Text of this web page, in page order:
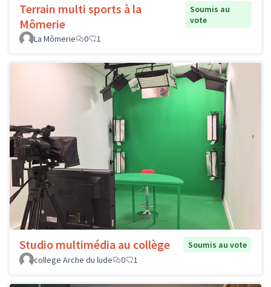
Terrain multi sports à la
Mômerie
Soumis au
vote
La Mômerie
0 1
Studio multimédia au collège
Soumis au vote
college Arche du lude
0 1